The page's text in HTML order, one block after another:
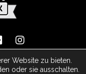
ArDo & JC Media Group -
Website zu bieten.
oder sie ausschalten.